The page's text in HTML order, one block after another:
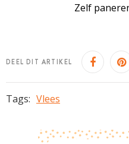
Zelf
DEEL DIT ARTIKEL
Tags: Vlees